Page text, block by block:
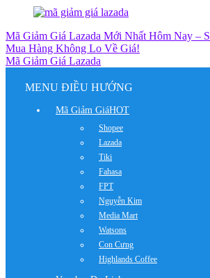
Mã Giảm Giá Lazada Mới Nhất Hôm Nay –
Mua Hàng Không Lo Về Giá!
Mã Giảm Giá Lazada
MENU ĐIỀU HƯỚNG
Mã Giảm GiáHOT
Shopee
Lazada
Tiki
Fahasa
FPT
Nguyễn Kim
Media Mart
Watsons
Con Cưng
Highlands Coffee